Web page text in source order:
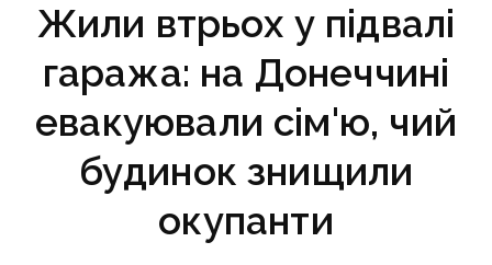
Жили втрьох у підвалі
гаража: на Донеччині
евакуювали сім'ю, чий
будинок знищили
окупанти